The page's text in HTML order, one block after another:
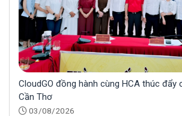
CloudGO đồng hành cùng HCA thúc đẩy
Cần Thơ
03/08/2026